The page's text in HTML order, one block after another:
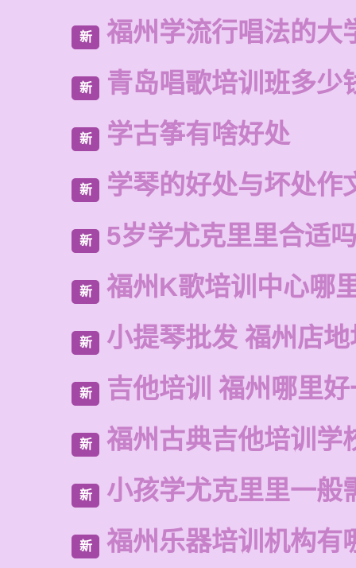
新 福州学流行唱法的大
新 青岛唱歌培训班多少
新 学古筝有啥好处
新 学琴的好处与坏处作
新 5岁学尤克里里合适
新 福州K歌培训中心哪
新 小提琴批发 福州店
新 吉他培训 福州哪里
新 福州古典吉他培训学
新 小孩学尤克里里一般
新 福州乐器培训机构有